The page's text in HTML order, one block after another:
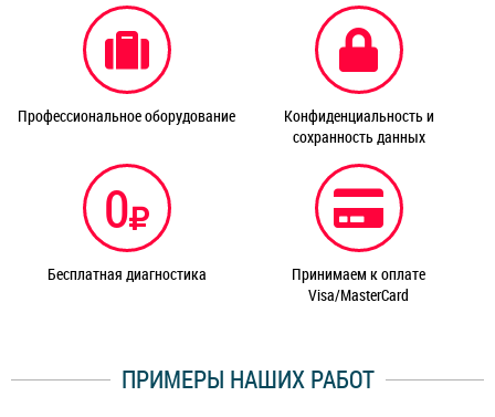
Профессиональное оборудование
Конфиденциальность и
сохранность данных
0
Бесплатная диагностика
Принимаем к оплате
Visa/MasterCard
ПРИМЕРЫ НАШИХ РАБОТ